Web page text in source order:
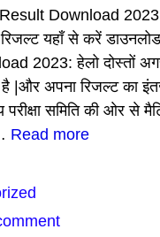
Download 2023 :
रिजल्ट यहाँ से करें
2023: हेलो दोस्तों
है |और अपना रिजल्ट का
परीक्षा समिति की ओर से
Read more